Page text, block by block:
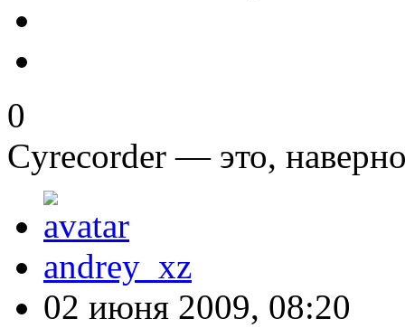
0
Cyrecorder — это,
andrey_xz
02 июня 2009, 08:20